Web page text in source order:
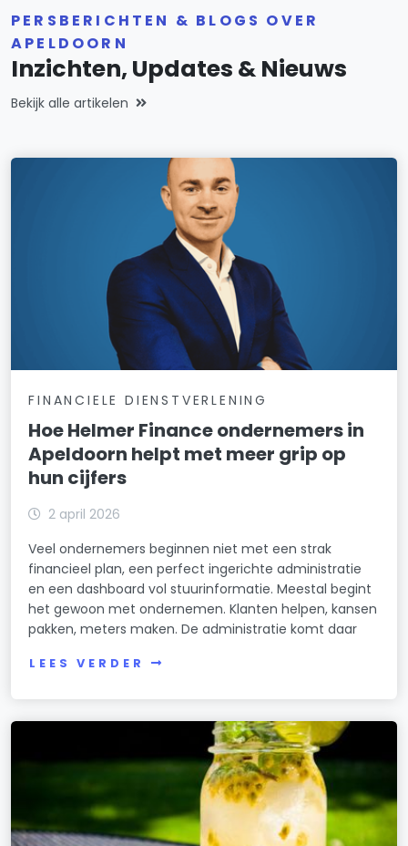
PERSBERICHTEN & BLOGS OVER
APELDOORN
Inzichten, Updates & Nieuws
Bekijk alle artikelen
FINANCIELE DIENSTVERLENING
Hoe Helmer Finance ondernemers in
Apeldoorn helpt met meer grip op
hun cijfers
2 april 2026
Veel ondernemers beginnen niet met een strak
financieel plan, een perfect ingerichte administratie
en een dashboard vol stuurinformatie. Meestal begint
het gewoon met ondernemen. Klanten helpen, kansen
pakken, meters maken. De administratie komt daar
LEES VERDER